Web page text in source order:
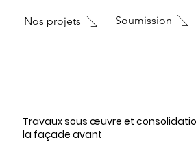
Nos projets Soumission
Travaux sous œuvre et
la façade avant